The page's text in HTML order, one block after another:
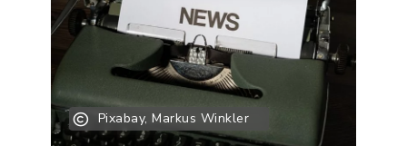
Pixabay, Markus Winkler